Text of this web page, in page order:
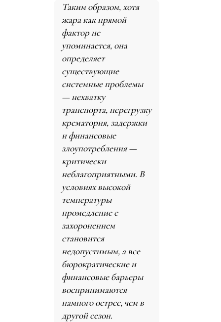
Таким образом, хотя
жара как прямой
фактор не
упоминается, она
определяет
существующие
системные проблемы
— нехватку
транспорта, перегрузку
крематория, задержки
и финансовые
злоупотребления —
критически
неблагоприятными. В
условиях высокой
температуры
промедление с
захоронением
становится
недопустимым, а все
бюрократические и
финансовые барьеры
воспринимаются
намного острее, чем в
другой сезон.